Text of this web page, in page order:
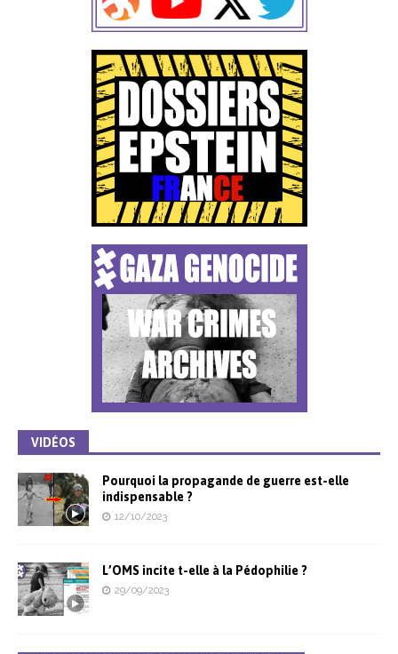
VIDÉOS
Pourquoi la propagande de guerre est-elle
indispensable ?
12/10/2023
L’OMS incite t-elle à la Pédophilie ?
29/09/2023